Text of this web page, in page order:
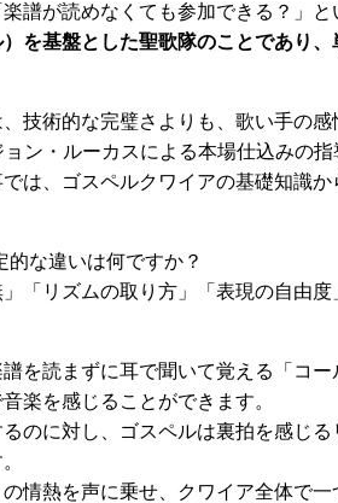
譜が読めなくても参加できる？」
を基盤とした聖歌隊のことであり、
技術的な完璧さよりも、歌い手の
ン・ルーカスによる本場仕込みの
は、ゴスペルクワイアの基礎知識
な違いは何ですか？
「リズムの取り方」「表現の自由
を読まずに耳で聞いて覚える「コ
楽を感じることができます。
のに対し、ゴスペルは裏拍を感じる
情熱を声に乗せ、クワイア全体で